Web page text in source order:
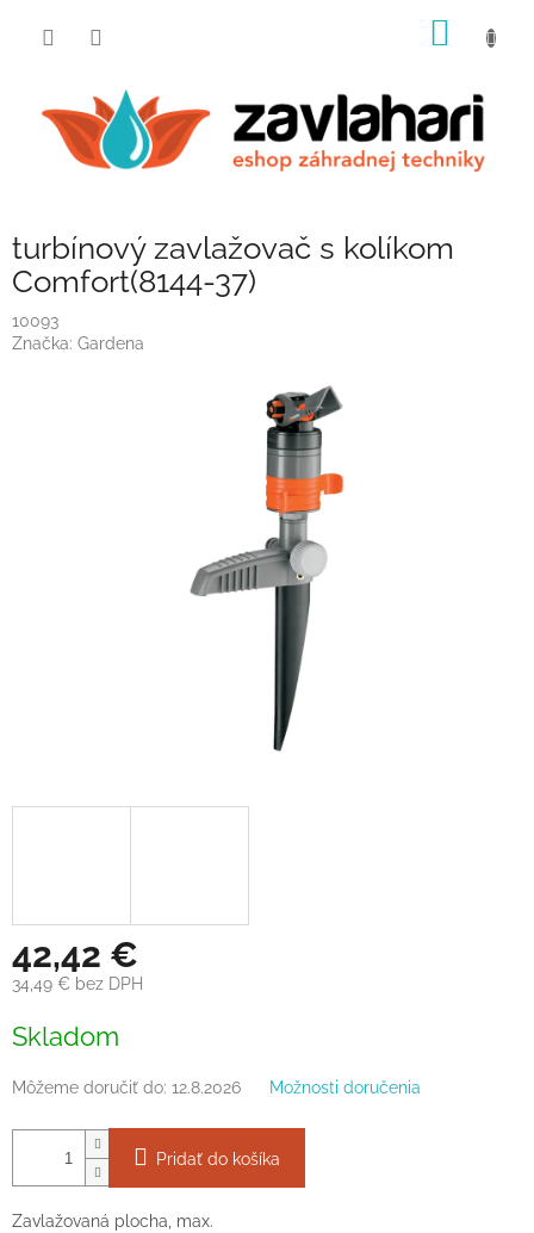
turbínový zavlažovač s kolíkom
Comfort(8144-37)
10093
Značka: Gardena
42,42 €
34,49 € bez DPH
cena:
Skladom
Môžeme doručiť do: 12.8.2026 Možnosti doručenia
Pridať do košíka
Zavlažovaná plocha, max.